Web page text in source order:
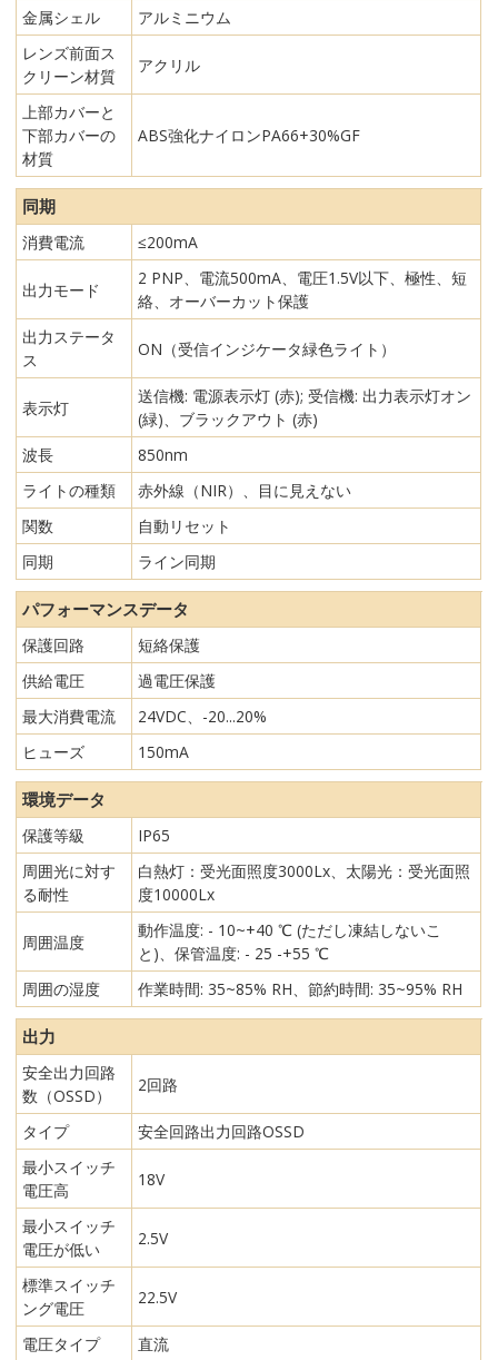
金属シェル
アルミニウム
レンズ前面ス
クリーン材質
アクリル
上部カバーと
下部カバーの
材質
ABS強化ナイロンPA66+30%GF
同期
消費電流 ≤200mA
出力モード
2 PNP、電流500mA、電圧1.5V以下、極性、短
絡、オーバーカット保護
出力ステータ
ス
ON（受信インジケータ緑色ライト）
表示灯
送信機: 電源表示灯 (赤); 受信機: 出力表示灯オン
(緑)、ブラックアウト (赤)
波長
850nm
ライトの種類
赤外線（NIR）、目に見えない
関数
自動リセット
同期
ライン同期
パフォーマンスデータ
保護回路
短絡保護
供給電圧
過電圧保護
最大消費電流
24VDC、-20...20%
ヒューズ
150mA
環境データ
保護等級
IP65
周囲光に対す
る耐性
白熱灯：受光面照度3000Lx、太陽光：受光面照
度10000Lx
周囲温度
動作温度: - 10~+40 ℃ (ただし凍結しないこ
と)、保管温度: - 25 -+55 ℃
周囲の湿度
作業時間: 35~85% RH、節約時間: 35~95% RH
出力
安全出力回路
数（OSSD）
2回路
タイプ
安全回路出力回路OSSD
最小スイッチ
電圧高
18V
最小スイッチ
電圧が低い
2.5V
標準スイッチ
ング電圧
22.5V
電圧タイプ 直流